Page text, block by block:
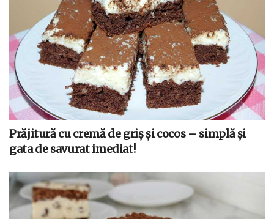
Prăjitură cu cremă de griș și cocos – simplă și
gata de savurat imediat!